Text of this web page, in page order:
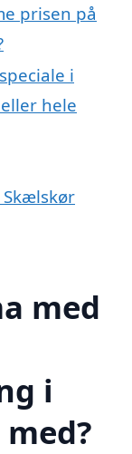
prisen på
i
hele
med
i